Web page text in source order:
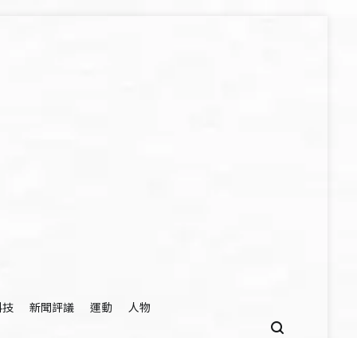
新聞評議 運動 人物